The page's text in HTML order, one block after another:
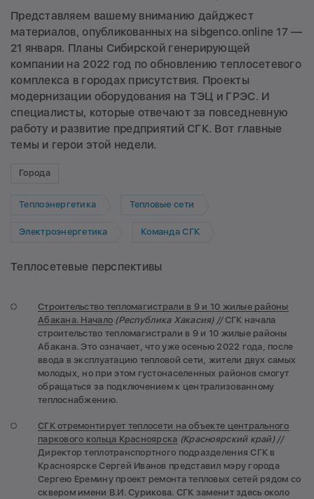
Представляем вашему вниманию дайджест
материалов, опубликованных на sibgenco.online 17 —
21 января. Планы Сибирской генерирующей
компании на 2022 год по обновлению теплосетевого
комплекса в городах присутствия. Проекты
модернизации оборудования на ТЭЦ и ГРЭС. И
специалисты, которые отвечают за повседневную
работу и развитие предприятий СГК. Вот главные
темы и герои этой недели.
Города
Теплоэнергетика Тепловые сети
Электроэнергетика Команда СГК
Теплосетевые перспективы
Строительство тепломагистрали в 9 и 10 жилые районы
Абакана. Начало (Республика Хакасия) //СГК начала
строительство тепломагистрали в 9 и 10 жилые районы
Абакана. Это означает, что уже осенью 2022 года, после
ввода в эксплуатацию тепловой сети, жители двух самых
молодых, но при этом густонаселенных районов смогут
обращаться за подключением к централизованному
теплоснабжению.
СГК отремонтирует теплосети на объекте центрального
паркового кольца Красноярска (Красноярский край) //
Директор теплотранспортного подразделения СГК в
Красноярске Сергей Иванов представил мэру города
Сергею Еремину проект ремонта тепловых сетей рядом со
сквером имени В.И. Сурикова. СГК заменит здесь около